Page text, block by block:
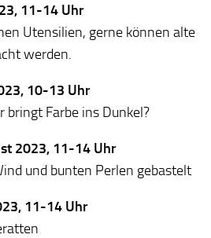
11-14 Uhr
Utensilien, gerne können alte
werden.
10-13 Uhr
bringt Farbe ins Dunkel?
2023, 11-14 Uhr
und bunten Perlen gebastelt
11-14 Uhr